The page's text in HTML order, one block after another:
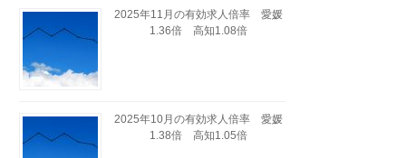
2025年11月の有効求人倍率 愛媛
1.36倍 高知1.08倍
2025年10月の有効求人倍率 愛媛
1.38倍 高知1.05倍